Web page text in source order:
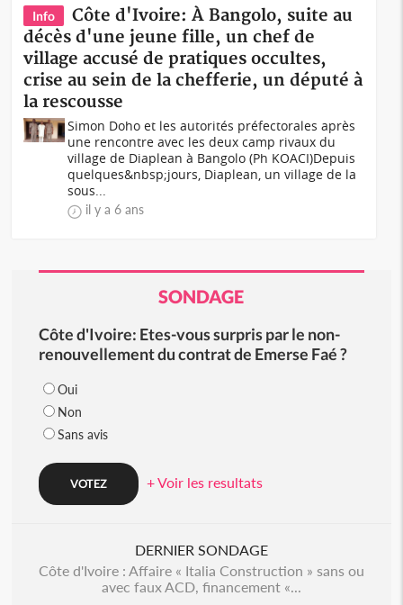
Info
Côte d'Ivoire: À Bangolo, suite au
décès d'une jeune fille, un chef de
village accusé de pratiques occultes,
crise au sein de la chefferie, un député à
la rescousse
Simon Doho et les autorités préfectorales après
une rencontre avec les deux camp rivaux du
village de Diaplean à Bangolo (Ph KOACI)Depuis
quelques&nbsp;jours, Diaplean, un village de la
sous...
il y a 6 ans
SONDAGE
Côte d'Ivoire: Etes-vous surpris par le non-
renouvellement du contrat de Emerse Faé ?
Oui
Non
Sans avis
+ Voir les resultats
DERNIER SONDAGE
Côte d'Ivoire : Affaire « Italia Construction » sans ou
avec faux ACD, financement «...